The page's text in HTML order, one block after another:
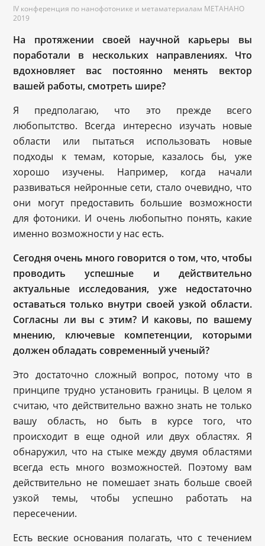
IV конференция по нанофотонике и метаматериалам МЕТАНАНО
2019
На протяжении своей научной карьеры вы
поработали в нескольких направлениях. Что
вдохновляет вас постоянно менять вектор
вашей работы, смотреть шире?
Я предполагаю, что это прежде всего
любопытство. Всегда интересно изучать новые
области или пытаться использовать новые
подходы к темам, которые, казалось бы, уже
хорошо изучены. Например, когда начали
развиваться нейронные сети, стало очевидно, что
они могут предоставить большие возможности
для фотоники. И очень любопытно понять, какие
именно возможности у нас есть.
Сегодня очень много говорится о том, что, чтобы
проводить успешные и действительно
актуальные исследования, уже недостаточно
оставаться только внутри своей узкой области.
Согласны ли вы с этим? И каковы, по вашему
мнению, ключевые компетенции, которыми
должен обладать современный ученый?
Это достаточно сложный вопрос, потому что в
принципе трудно установить границы. В целом я
считаю, что действительно важно знать не только
вашу область, но быть в курсе того, что
происходит в еще одной или двух областях. Я
обнаружил, что на стыке между двумя областями
всегда есть много возможностей. Поэтому вам
действительно не помешает знать больше своей
узкой темы, чтобы успешно работать на
пересечении.
Есть веские основания полагать, что с течением